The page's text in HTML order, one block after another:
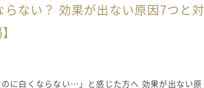
ない？ 効果が出ない原因7つと対
に白くならない…」と感じた方へ 効果が出ない原